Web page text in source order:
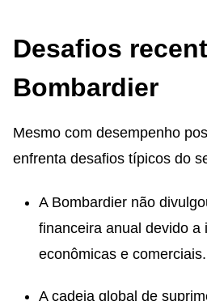
Desafios
Bombardier
Mesmo com desempenho
enfrenta desafios típicos do
A Bombardier não
financeira anual devido a
econômicas e comerciais.
A cadeia global de